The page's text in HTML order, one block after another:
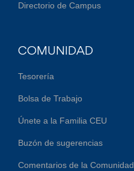
Directorio de Campus
COMUNIDAD
Tesorería
Bolsa de Trabajo
Únete a la Familia CEU
Buzón de sugerencias
Comentarios de la Comunidad